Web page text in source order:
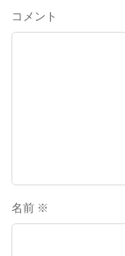
コメント
名前 ※